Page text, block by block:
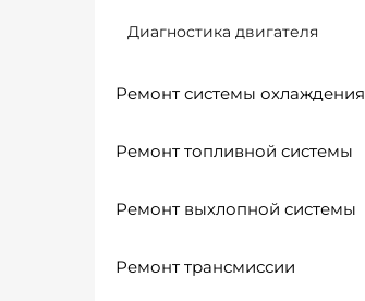
Диагностика двигателя
Ремонт системы охлаждения
Ремонт топливной системы
Ремонт выхлопной системы
Ремонт трансмиссии